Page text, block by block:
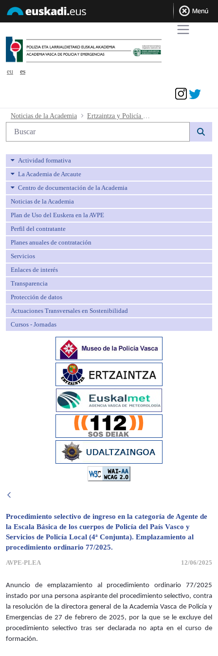
eu
es
Ertzaintza y Policía Local (4ª
Noticias de la Academia
Búsqueda web
Actividad formativa
La Academia de Arcaute
Centro de documentación de la Academia
Noticias de la Academia
Plan de Uso del Euskera en la AVPE
Perfil del contratante
Planes anuales de contratación
Servicios
Enlaces de interés
Transparencia
Protección de datos
Actuaciones Transversales en Sostenibilidad
Cursos - Jornadas
Procedimiento selectivo de ingreso en la categoría de Agente de
la Escala Básica de los cuerpos de Policía del País Vasco y
Servicios de Policía Local (4ª Conjunta). Emplazamiento al
procedimiento ordinario 77/2025.
AVPE-PLEA 12/06/2025
Anuncio de emplazamiento al procedimiento ordinario 77/2025
instado por una persona aspirante del procedimiento selectivo, contra
la resolución de la directora general de la Academia Vasca de Policía y
Emergencias de 27 de febrero de 2025, por la que se le excluye del
procedimiento selectivo tras ser declarada no apta en el curso de
formación.